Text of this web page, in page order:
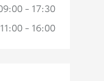
- 17:30
11:00 - 16:00